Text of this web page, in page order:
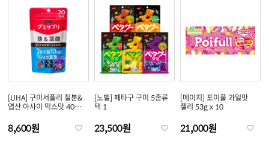
[UHA] 구미서플리 철분&
엽산 아사이 믹스맛 40개
8,600원
[노벨] 페타구 구미 5종류
택 1
23,500원
[메이지] 포이풀 과일맛
젤리 53g x 10
21,000원